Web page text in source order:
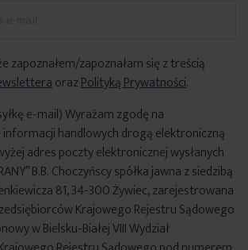
zapoznałem/zapoznałam się z treścią
orazPolityką Prywatności.
e-mail) Wyrażam zgodę na
handlowych drogą elektroniczną
adres poczty elektronicznej wysłanych
B.B. Choczyńscy spółka jawna z siedzibą
81, 34-300 Żywiec, zarejestrowana
Krajowego Rejestru Sądowego
w Bielsku-Białej VIII Wydział